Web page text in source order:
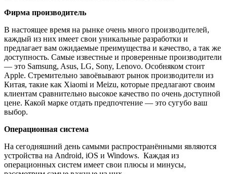
Фирма производитель
В настоящее время на рынке очень много производителей,
каждый из них имеет свои уникальные разработки и
предлагает вам ожидаемые преимущества и качество, а так же
доступность. Самые известные и проверенные производители
— это Samsung, Asus, LG, Sony, Lenovo. Особняком стоит
Apple. Стремительно завоёвывают рынок производители из
Китая, такие как Xiaomi и Meizu, которые предлагают своим
клиентам сравнительно высокое качество по очень доступной
цене. Какой марке отдать предпочтение — это сугубо ваш
выбор.
Операционная система
На сегодняшний день самыми распространёнными являются
устройства на Android, iOS и Windows. Каждая из
операционных систем имеет свои плюсы и минусы,